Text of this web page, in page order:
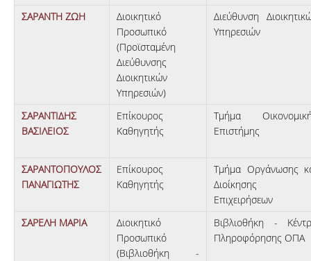
ΣΑΡΑΝΤΗ ΖΩΗ
Διοικητικό
Προσωπικό
(Προϊσταμένη
Διεύθυνσης
Διοικητικών
Υπηρεσιών)
Διεύθυνση
Υπηρεσιών
ΣΑΡΑΝΤΙΔΗΣ
ΒΑΣΙΛΕΙΟΣ
Επίκουρος
Καθηγητής
Τμήμα
Επιστήμης
ΣΑΡΑΝΤΟΠΟΥΛΟΣ
ΠΑΝΑΓΙΩΤΗΣ
Επίκουρος
Καθηγητής
Τμήμα Οργάνωσης
Διοίκησης
Επιχειρήσεων
ΣΑΡΕΛΗ ΜΑΡΙΑ
Διοικητικό
Προσωπικό
(Βιβλιοθήκη -
Βιβλιοθήκη -
Πληροφόρησης ΟΠΑ